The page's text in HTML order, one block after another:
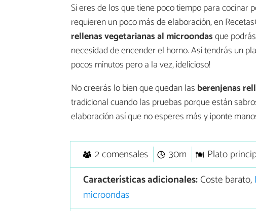
Si eres de los que tiene poco tiempo para cocinar
requieren un poco más de elaboración, en
rellenas vegetarianas al microondasque
necesidad de encender el horno. Así tendrás un
pocos minutos pero a la vez, ¡delicioso!
No creerás lo bien que quedan las berenjenas
tradicional cuando las pruebas porque están
elaboración así que no esperes más y ¡ponte
2 comensales 30m Plato
Características adicionales:Coste barato,
microondas